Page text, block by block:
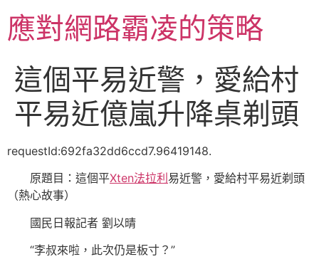
主應對網路霸凌的策略
這個平易近警，愛給村
平易近億嵐升降桌剃頭
requestId:692fa32dd6ccd7.96419148.
原題目：這個平Xten法拉利 易近警，愛給村平易近剃頭
（熱心故事）
國民日報記者 劉以晴
“李叔來啦，此次仍是板寸？”